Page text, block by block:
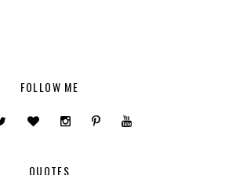
FOLLOW ME
QUOTES